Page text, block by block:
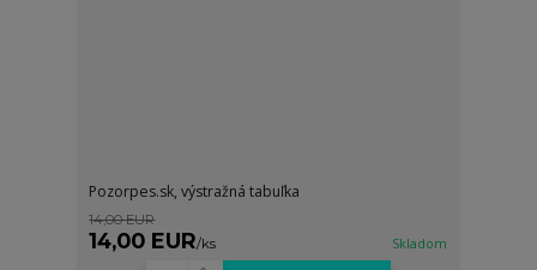
Pozorpes.sk, výstražná tabuľka
14,00 EUR
14,00 EUR/ks Skladom